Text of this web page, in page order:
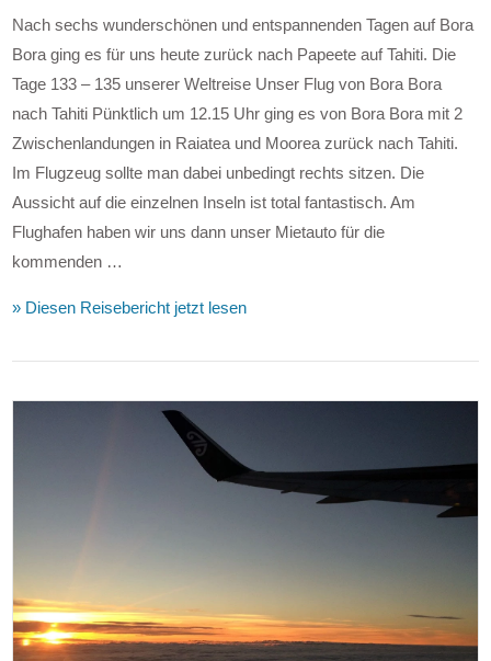
VIEW POST
Nach sechs wunderschönen und entspannenden Tagen auf Bora
Bora ging es für uns heute zurück nach Papeete auf Tahiti. Die
Tage 133 – 135 unserer Weltreise Unser Flug von Bora Bora
nach Tahiti Pünktlich um 12.15 Uhr ging es von Bora Bora mit 2
Zwischenlandungen in Raiatea und Moorea zurück nach Tahiti.
Im Flugzeug sollte man dabei unbedingt rechts sitzen. Die
Aussicht auf die einzelnen Inseln ist total fantastisch. Am
Flughafen haben wir uns dann unser Mietauto für die
kommenden …
» Diesen Reisebericht jetzt lesen